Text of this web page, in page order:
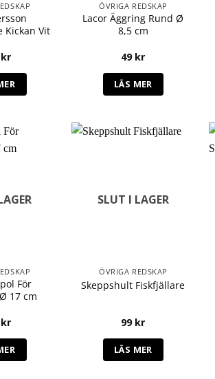
Kickan Vit
kr
ÖVRIGA REDSKAP
Lacor Äggring Rund Ø
8,5 cm
49 kr
LÄS MER
För
17 cm
kr
SLUT I LAGER
ÖVRIGA REDSKAP
Skeppshult Fiskfjällare
99 kr
LÄS MER